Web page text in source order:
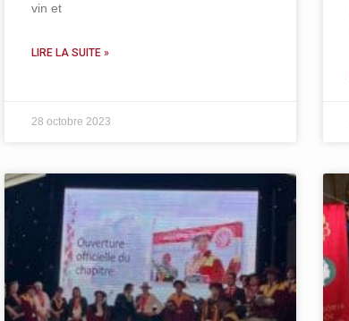
vin et
LIRE LA SUITE »
28 octobre 2023